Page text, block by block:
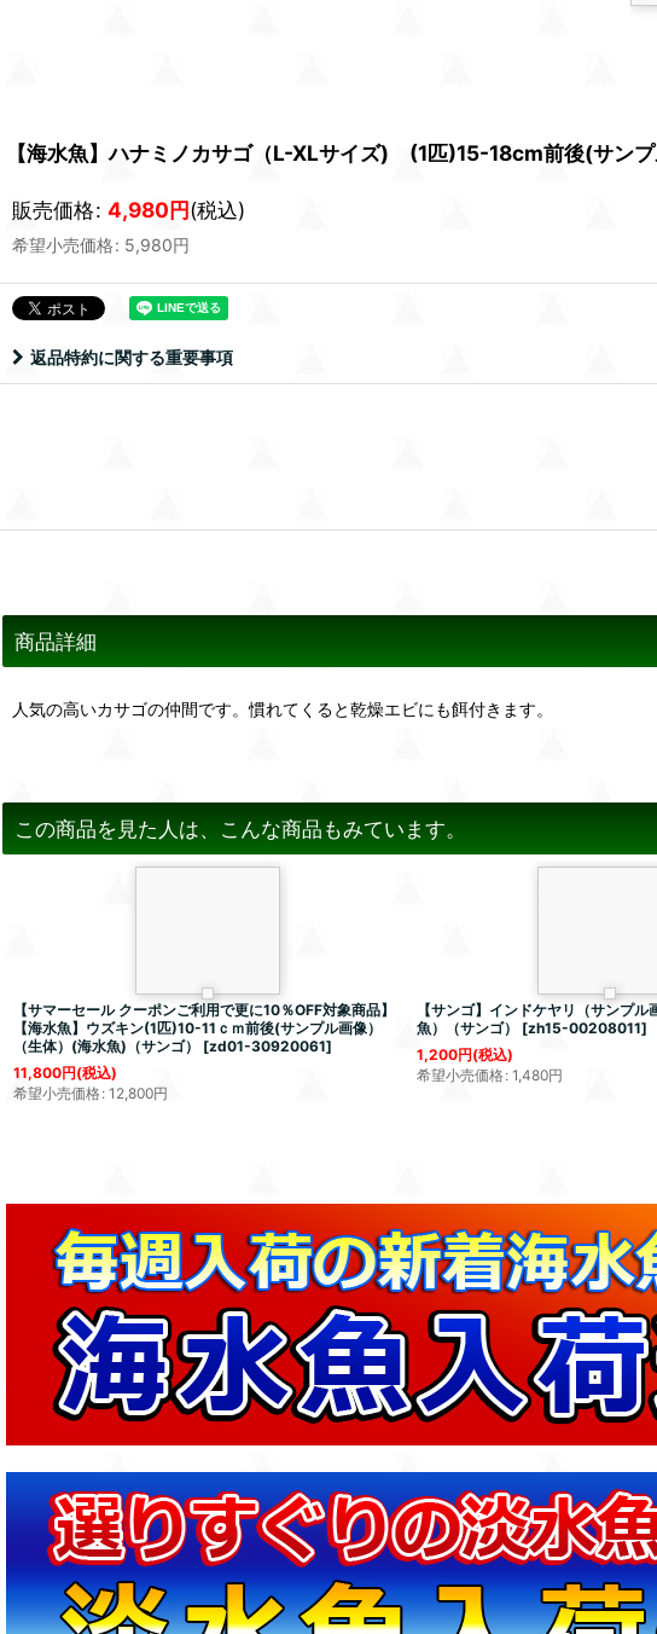
【海水魚】ハナミノカサゴ（L-XLサイズ) (1匹)15-18cm前後(サンプ
販売価格: 4,980円(税込)
希望小売価格: 5,980円
返品特約に関する重要事項
商品詳細
人気の高いカサゴの仲間です。慣れてくると乾燥エビにも餌付きます。
この商品を見た人は、こんな商品もみています。
【サマーセール クーポンご利用で更に10％OFF対象商品】
【海水魚】ウズキン(1匹)10-11ｃｍ前後(サンプル画像）
（生体）(海水魚)（サンゴ）
[zd01-30920061]
11,800円(税込)
希望小売価格: 12,800円
【サンゴ】インドケヤリ（サンプ
魚）（サンゴ）
[zh15-00208011]
1,200円(税込)
希望小売価格: 1,480円